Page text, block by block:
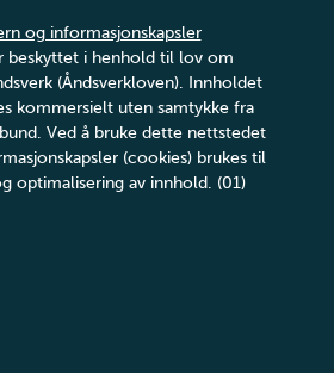
og informasjonskapsler
beskyttet i henhold til lov om
(Åndsverkloven). Innholdet
kommersielt uten samtykke fra
Ved å bruke dette nettstedet
(cookies) brukes til
optimalisering av innhold. (01)